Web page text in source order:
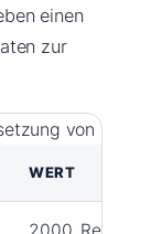
einen
zur
von Final
WERT